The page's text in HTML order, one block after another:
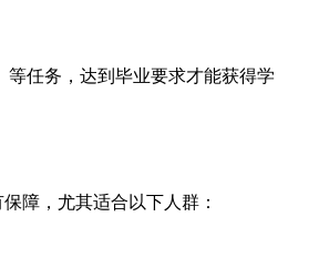
任务，达到毕业要求才能获得学
障，尤其适合以下人群：